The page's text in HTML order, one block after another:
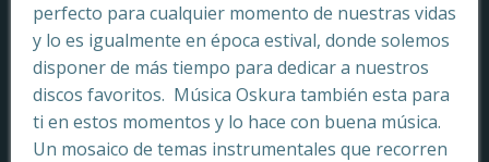
perfecto para cualquier momento de nuestras vidas
y lo es igualmente en época estival, donde solemos
disponer de más tiempo para dedicar a nuestros
discos favoritos. Música Oskura también esta para
ti en estos momentos y lo hace con buena música.
Un mosaico de temas instrumentales que recorren